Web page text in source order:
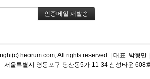
heorum.com, All rights reserved. | 대표: 박형
서울특별시 영등포구 당산동5가 11-34 삼성타운